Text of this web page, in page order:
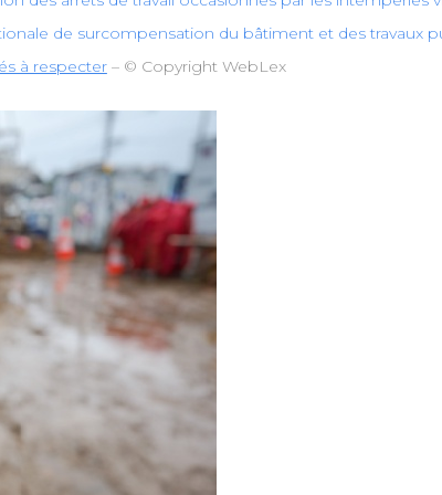
de surcompensation du bâtiment et des travaux
à respecter– © Copyright WebLex